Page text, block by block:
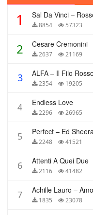
1 8854 57323
2 2637 21169
3 ALFA – Il Filo Rosso
2354 19205
4 Endless Love
2296 26965
5 Perfect – Ed
2248 41521
6 Attenti A Quei Due
2116 41482
7 1835 23078